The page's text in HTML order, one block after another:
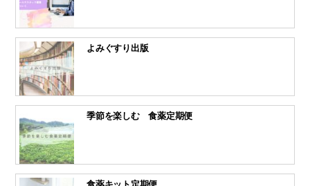
よみぐすり出版
季節を楽しむ 食薬定期便